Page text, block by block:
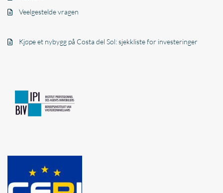
Veelgestelde vragen
Kjøpe et nybygg på Costa del Sol: sjekkliste for investeringer